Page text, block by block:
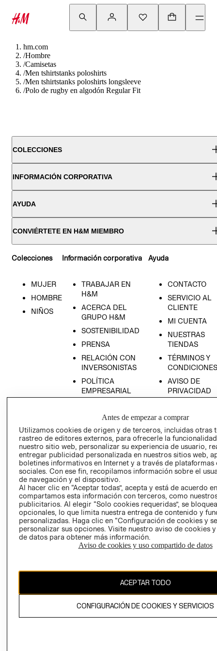
hm.com
/Hombre
/Camisetas
/Men tshirtstanks poloshirts
/Men tshirtstanks poloshirts longsleeve
/Polo de rugby en algodón Regular Fit
COLECCIONES
INFORMACIÓN CORPORATIVA
AYUDA
CONVIÉRTETE EN H&M MIEMBRO
Colecciones
MUJER
HOMBRE
NIÑOS
Información corporativa
TRABAJAR EN
H&M
ACERCA DEL
GRUPO H&M
SOSTENIBILIDAD
PRENSA
RELACIÓN CON
INVERSONISTAS
POLÍTICA
EMPRESARIAL
Ayuda
CONTACTO
SERVICIO AL
CLIENTE
MI CUENTA
NUESTRAS
TIENDAS
TÉRMINOS Y
CONDICIONES
AVISO DE
PRIVACIDAD
AVISO DE
COOKIES
LIBRO DE
Ecuador ($)
CAMBIAR REGIÓN
El contenido de esta página web está protegido por copyright y es
propiedad de H&M Hennes & Mauritz AB.
Antes de empezar a comprar
Utilizamos cookies de origen y de terceros, incluidas otras
rastreo de editores externos, para ofrecerle la
nuestro sitio web, personalizar su experiencia de usuario,
entregar publicidad personalizada en nuestros sitios web,
boletines informativos en Internet y a través de plataformas
sociales. Con ese fin, recopilamos información sobre el
de navegación y el dispositivo.
Al hacer clic en “Aceptar todas”, acepta y está de acuerdo
compartamos esta información con terceros, como
publicitarios. Al elegir “Solo cookies requeridas”, se
opcionales, lo que limita nuestra entrega de contenido y
personalizadas. Haga clic en “Configuración de cookies y
personalizar sus opciones. Visite nuestro aviso de cookies
de datos para obtener más información.
Aviso de cookies y uso compartido de datos
ACEPTAR TODO
CONFIGURACIÓN DE COOKIES Y SERVICIOS